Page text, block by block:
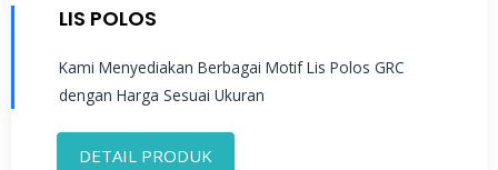
LIS POLOS
Kami Menyediakan Berbagai Motif Lis Polos GRC
dengan Harga Sesuai Ukuran
DETAIL PRODUK